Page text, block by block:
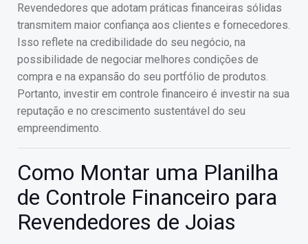
Revendedores que adotam práticas financeiras sólidas
transmitem maior confiança aos clientes e fornecedores.
Isso reflete na credibilidade do seu negócio, na
possibilidade de negociar melhores condições de
compra e na expansão do seu portfólio de produtos.
Portanto, investir em controle financeiro é investir na sua
reputação e no crescimento sustentável do seu
empreendimento.
Como Montar uma Planilha
de Controle Financeiro para
Revendedores de Joias